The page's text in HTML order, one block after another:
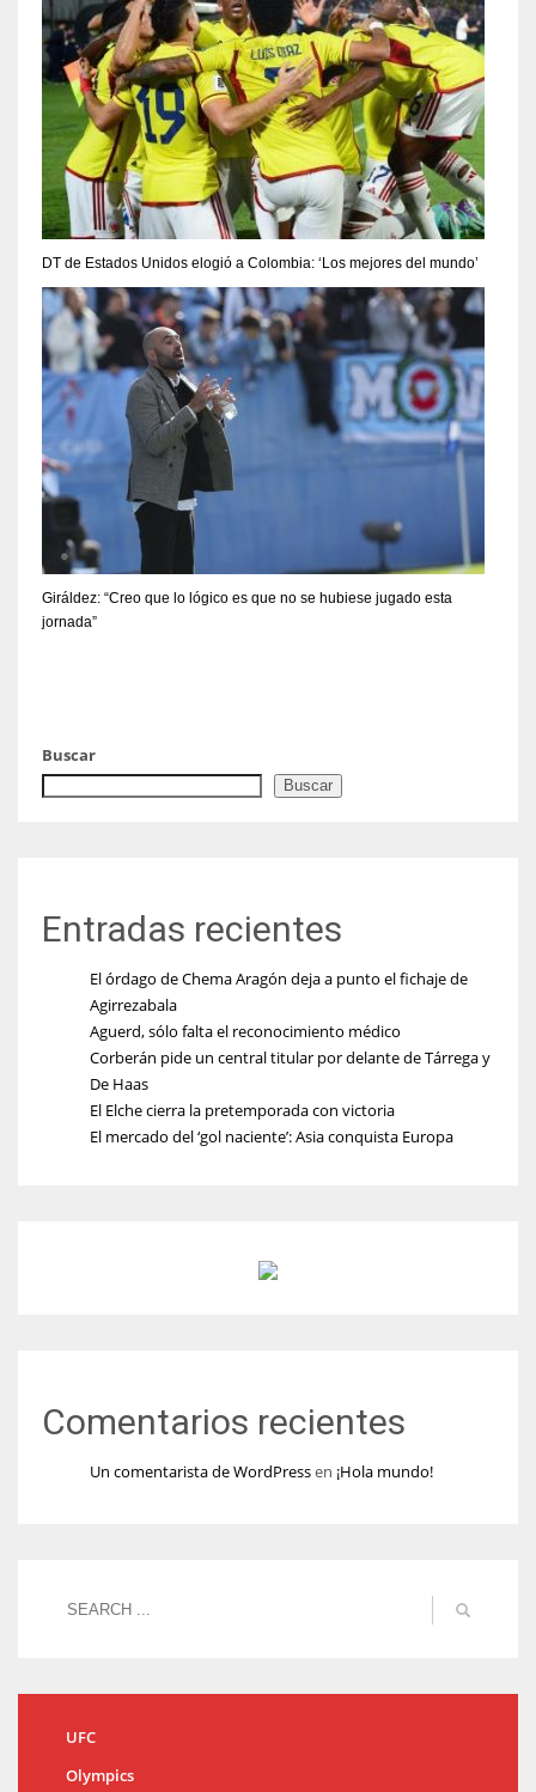
DT de Estados Unidos elogió a Colombia: ‘Los mejores del mundo’
Giráldez: “Creo que lo lógico es que no se hubiese jugado esta
jornada”
Buscar
Buscar
Entradas recientes
El órdago de Chema Aragón deja a punto el fichaje de
Agirrezabala
Aguerd, sólo falta el reconocimiento médico
Corberán pide un central titular por delante de Tárrega y
De Haas
El Elche cierra la pretemporada con victoria
El mercado del ‘gol naciente’: Asia conquista Europa
Comentarios recientes
Un comentarista de WordPressen ¡Hola mundo!
UFC
Olympics